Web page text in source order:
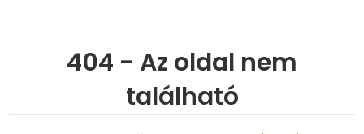
404 - Az oldal nem
található